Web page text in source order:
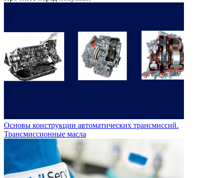
Основы конструкции автоматических трансмиссий.
Трансмиссионные масла